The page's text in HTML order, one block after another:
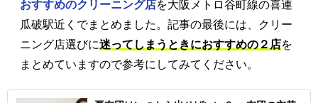
おすすめのクリーニング店を大阪メトロ谷町線の喜連
瓜破駅近くでまとめました。記事の最後には、クリー
ニング店選びに迷ってしまうときにおすすめの２店を
まとめていますので参考にしてみてください。